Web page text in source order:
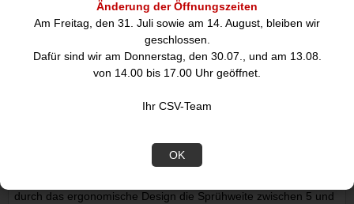
Änderung der Öffnungszeiten
Am Freitag, den 31. Juli sowie am 14. August, bleiben wir
geschlossen.
Dafür sind wir am Donnerstag, den 30.07., und am 13.08.
von 14.00 bis 17.00 Uhr geöffnet.
Ihr CSV-Team
OK
Mit dem GARDENA Versenkregner MD180 des GARDENA
Sprinklersystems kannst Du Deine mittelgrossen Rasenflächen
automatisch bewässern. Der Regner ermöglicht einen grünen,
Deinen Rasen bequem und zeitsparend vor dem Austrocknen.
Sprenger kaum zu sehen ist. Der Versenkregner überzeugt mit
einer exakten Beregnungunabhängig von der Wurfweite und
durch das ergonomische Design die Sprühweite zwischen 5 und